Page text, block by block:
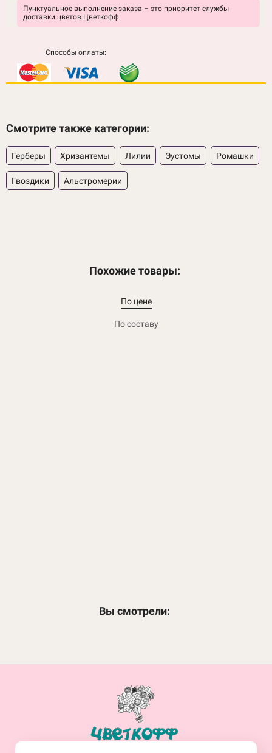
Пунктуальное выполнение заказа – это приоритет службы
доставки цветов Цветкофф.
Способы оплаты:
Смотрите также категории:
Герберы Хризантемы Лилии Эустомы Ромашки
Гвоздики Альстромерии
Похожие товары:
По цене
По составу
Вы смотрели: